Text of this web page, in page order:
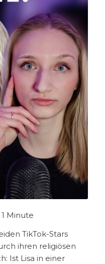
Minute
TikTok-Stars
ihren religiösen
Ist Lisa in einer